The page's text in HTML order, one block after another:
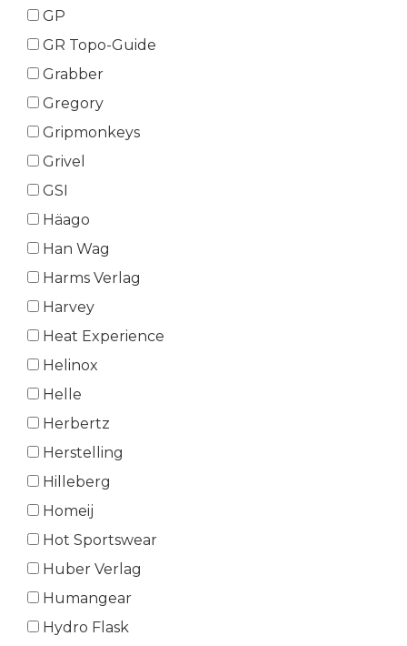
GP
GR Topo-Guide
Grabber
Gregory
Gripmonkeys
Grivel
GSI
Häago
Han Wag
Harms Verlag
Harvey
Heat Experience
Helinox
Helle
Herbertz
Herstelling
Hilleberg
Homeij
Hot Sportswear
Huber Verlag
Humangear
Hydro Flask